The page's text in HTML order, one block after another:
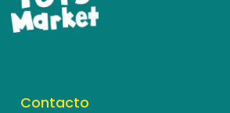
Contacto